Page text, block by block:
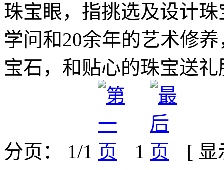
珠宝眼，指挑选及设计
学问和20余年的艺术修
宝石，和贴心的珠宝送
分页： 1/1 1
[